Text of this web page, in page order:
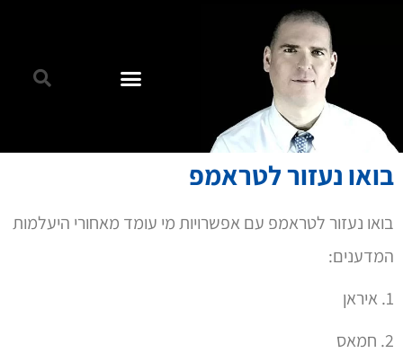
בואו נעזור לטראמפ
בואו נעזור לטראמפ עם אפשרויות מי עומד מאחורי היעלמות
המדענים:
1. איראן
2. חמאס